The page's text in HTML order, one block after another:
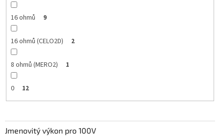
16 ohmů 9
16 ohmů (CELO2D) 2
8 ohmů (MERO2) 1
0 12
Jmenovitý výkon pro 100V